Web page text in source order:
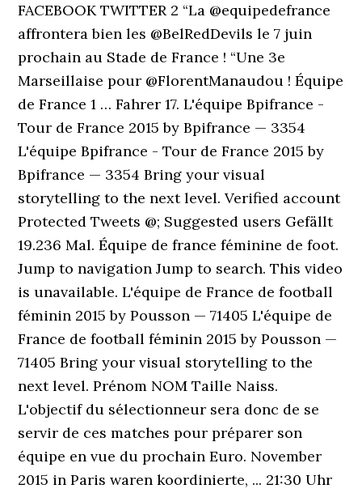
FACEBOOK TWITTER 2 “La @equipedefrance
affrontera bien les @BelRedDevils le 7 juin
prochain au Stade de France ! “Une 3e
Marseillaise pour @FlorentManaudou ! Équipe
de France 1 … Fahrer 17. L'équipe Bpifrance -
Tour de France 2015 by Bpifrance — 3354
L'équipe Bpifrance - Tour de France 2015 by
Bpifrance — 3354 Bring your visual
storytelling to the next level. Verified account
Protected Tweets @; Suggested users Gefällt
19.236 Mal. Équipe de france féminine de foot.
Jump to navigation Jump to search. This video
is unavailable. L'équipe de France de football
féminin 2015 by Pousson — 71405 L'équipe de
France de football féminin 2015 by Pousson —
71405 Bring your visual storytelling to the
next level. Prénom NOM Taille Naiss.
L'objectif du sélectionneur sera donc de se
servir de ces matches pour préparer son
équipe en vue du prochain Euro. November
2015 in Paris waren koordinierte, ... 21:30 Uhr